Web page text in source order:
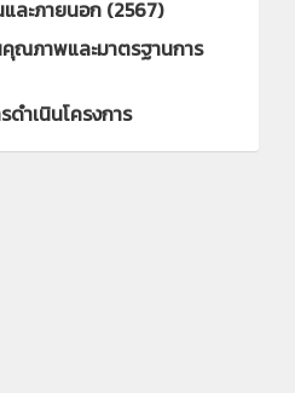
ละภายนอก (2567)
คุณภาพและมาตรฐานการ
ดำเนินโครงการ